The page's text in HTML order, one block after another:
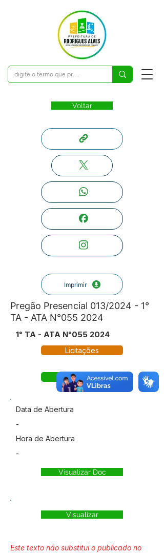
Voltar
Imprimir
Pregão Presencial 013/2024 - 1°
TA - ATA N°055 2024
1° TA - ATA N°055 2024
Licitações
Termo Aditivo
Data de Abertura
-
Hora de Abertura
-
Visualizar Doc
Visualizar
Este texto não substitui o publicado no